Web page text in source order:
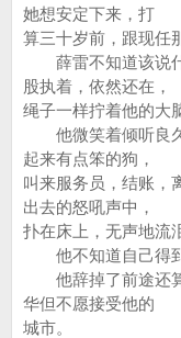
她想安定下来，打
算三十岁前，跟现任
薛雷不知道该说什
股执着，依然还在，
绳子一样拧着他的大
他微笑着倾听良久
起来有点笨的狗，
叫来服务员，结账，
出去的怒吼声中，
扑在床上，无声地流
他不知道自己得到
他辞掉了前途还算
华但不愿接受他的
城市。